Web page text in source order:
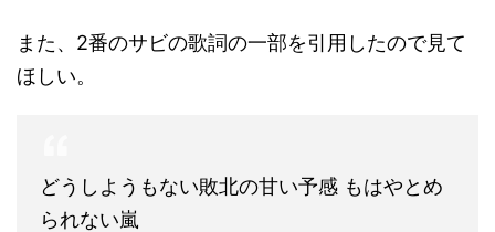
また、2番のサビの歌詞の一部を引用したので見て
ほしい。
どうしようもない敗北の甘い予感 もはやとめ
られない嵐